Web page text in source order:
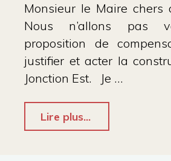
Monsieur le Maire
Nous n’allons pas
proposition de
justifier et acter la
Jonction Est. Je …
Lire plus...